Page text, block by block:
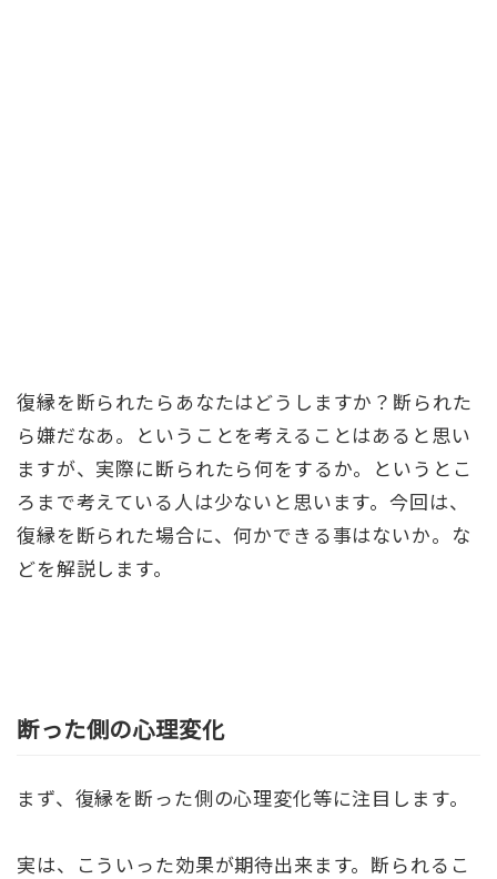
復縁を断られたらあなたはどうしますか？断られた
ら嫌だなあ。ということを考えることはあると思い
ますが、実際に断られたら何をするか。というとこ
ろまで考えている人は少ないと思います。今回は、
復縁を断られた場合に、何かできる事はないか。な
どを解説します。
断った側の心理変化
まず、復縁を断った側の心理変化等に注目します。
実は、こういった効果が期待出来ます。断られるこ